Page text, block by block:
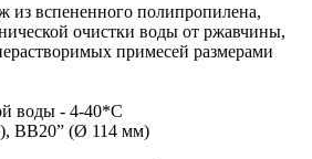
из вспененного полипропилена,
очистки воды от ржавчины,
примесей размерами
воды - 4-40*С
ВВ20” (Ø 114 мм)